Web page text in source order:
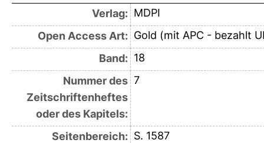
Verlag: MDPI
Open Access Art: Gold (mit APC - bezahlt
Band: 18
Nummer des
Zeitschriftenheftes
oder des Kapitels:
7
Seitenbereich: S. 1587